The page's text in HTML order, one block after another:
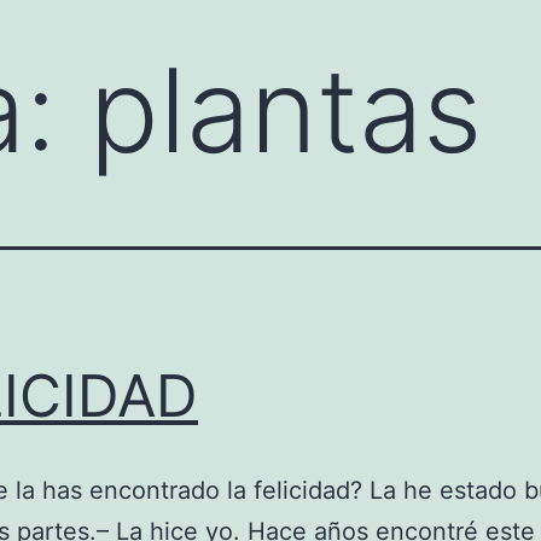
plantas
la has encontrado la felicidad? La he estado
partes.– La hice yo. Hace años encontré